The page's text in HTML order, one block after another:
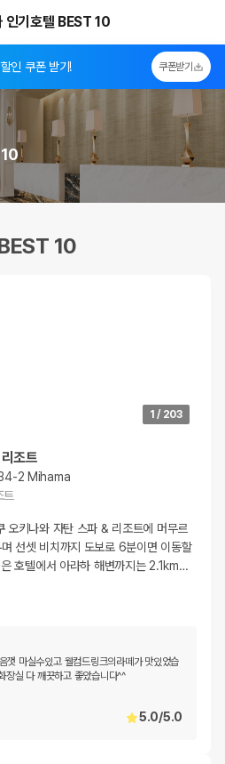
인기호텔 BEST 10
인 쿠폰 받기! 쿠폰받기
10
1 / 203
조트
2 Mihama
트
오키나와 자탄 스파 & 리조트에 머무르
선셋 비치까지 도보로 6분이면 이동할
호텔에서 아라하 해변까지는 2.1km…
껏 마실수있고 웰컴드링크의라떼가 맛있었습
장실 다 깨끗하고 좋았습니다^^
5.0/5.0